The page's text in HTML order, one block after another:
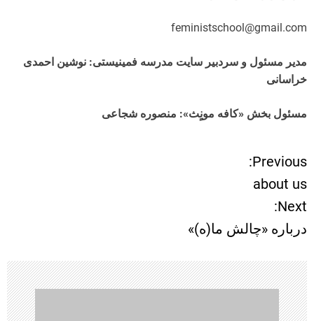
feministschool@gmail.com
مدیر مسئول و سردبیر سایت مدرسه فمینیستی: نوشین احمدی
خراسانی
مسئول بخش «کافه مونٍث»: منصوره شجاعی
ر
ا
ه
ب
ر
Previous:
about us
Next:
درباره «چالش ما(ه)»